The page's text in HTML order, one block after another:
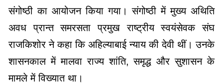
संगोष्ठी का आयोजन किया गया। संगोष्ठी में मुख्य अथिति
अवध प्रान्त समरसता प्रमुख राष्ट्रीय स्वयंसेवक संघ
राजकिशोर ने कहा कि अहिल्याबाई न्याय की देवी थीं। उनके
शासनकाल में मालवा राज्य शांति, समृद्ध और सुशासन के
मामले में विख्यात था।